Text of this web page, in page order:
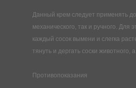
Данный крем следует применять
механического, так и ручного. Для
каждый сосок вымени и слегка
тянуть и дергать соски животного,
Противопоказания